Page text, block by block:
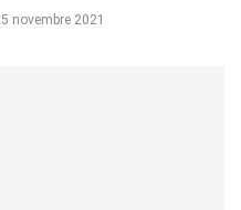
novembre 2021